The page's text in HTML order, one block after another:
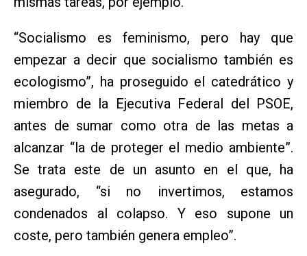
“Socialismo es feminismo, pero hay que
empezar a decir que socialismo también es
ecologismo”, ha proseguido el catedrático y
miembro de la Ejecutiva Federal del PSOE,
antes de sumar como otra de las metas a
alcanzar “la de proteger el medio ambiente”.
Se trata este de un asunto en el que, ha
asegurado, “si no invertimos, estamos
condenados al colapso. Y eso supone un
coste, pero también genera empleo”.